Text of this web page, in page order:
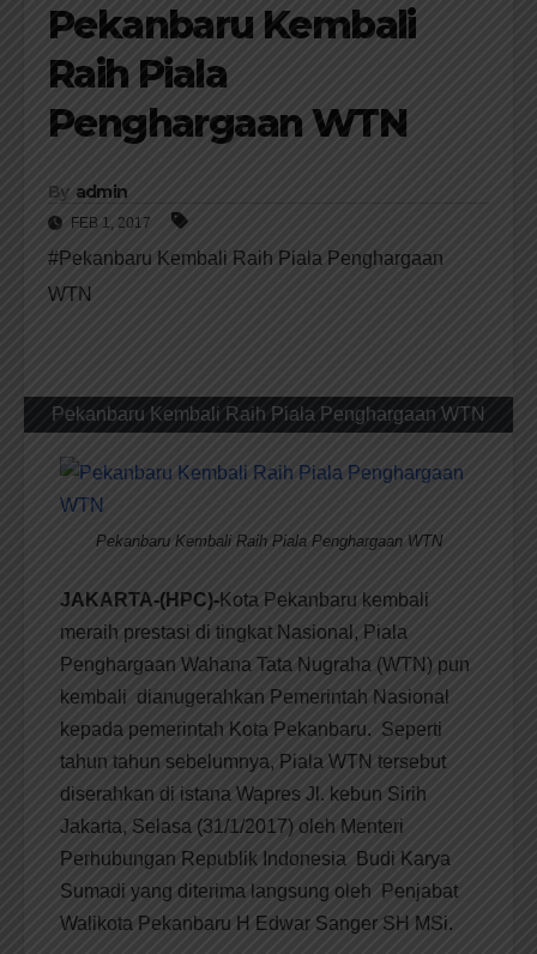
Pekanbaru Kembali
Raih Piala
Penghargaan WTN
By admin
FEB 1, 2017
#Pekanbaru Kembali Raih Piala Penghargaan
WTN
Pekanbaru Kembali Raih Piala Penghargaan WTN
Pekanbaru Kembali Raih Piala Penghargaan WTN
JAKARTA-(HPC)-Kota Pekanbaru kembali
meraih prestasi di tingkat Nasional, Piala
Penghargaan Wahana Tata Nugraha (WTN) pun
kembali dianugerahkan Pemerintah Nasional
kepada pemerintah Kota Pekanbaru. Seperti
tahun tahun sebelumnya, Piala WTN tersebut
diserahkan di istana Wapres Jl. kebun Sirih
Jakarta, Selasa (31/1/2017) oleh Menteri
Perhubungan Republik Indonesia Budi Karya
Sumadi yang diterima langsung oleh Penjabat
Walikota Pekanbaru H Edwar Sanger SH MSi.